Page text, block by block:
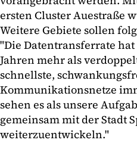
ersten Cluster Auestraße
Weitere Gebiete sollen
"Die Datentransferrate
Jahren mehr als
schnellste,
Kommunikationsnetze
sehen es als unsere
gemeinsam mit der Stadt
weiterzuentwickeln."